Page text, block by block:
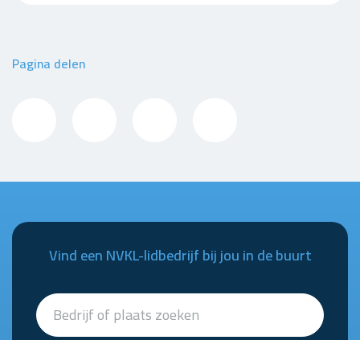
Pagina delen
Vind een NVKL-lidbedrijf bij jou in de buurt